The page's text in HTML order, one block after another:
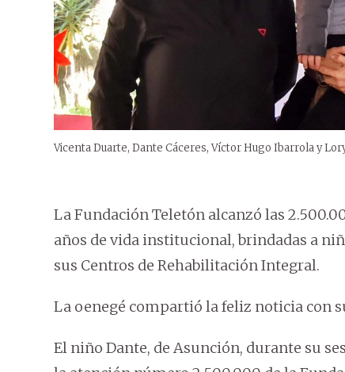
Vicenta Duarte, Dante Cáceres, Víctor Hugo Ibarrola y
La Fundación Teletón alcanzó las
años de vida institucional, brindadas a
sus Centros de Rehabilitación Integral.
La oenegé compartió la feliz noticia con
El niño Dante, de Asunción, durante su